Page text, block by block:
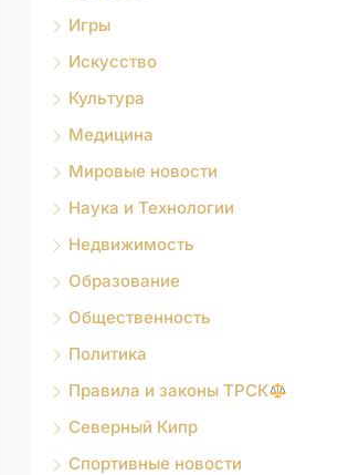
Игры
Искусство
Культура
Медицина
Мировые новости
Наука и Технологии
Недвижимость
Образование
Общественность
Политика
Правила и законы ТРСК
Северный Кипр
Спортивные новости